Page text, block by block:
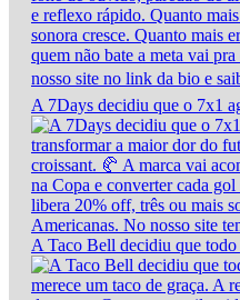
A 7Days decidiu que o 7x1
A Taco Bell decidiu que